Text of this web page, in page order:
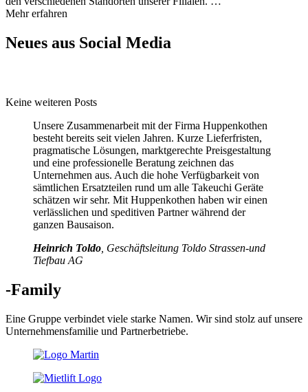
Mehr erfahren
Neues aus Social Media
Keine weiteren Posts
Unsere Zusammenarbeit mit der Firma Huppenkothen
besteht bereits seit vielen Jahren. Kurze Lieferfristen,
pragmatische Lösungen, marktgerechte Preisgestaltung
und eine professionelle Beratung zeichnen das
Unternehmen aus. Auch die hohe Verfügbarkeit von
sämtlichen Ersatzteilen rund um alle Takeuchi Geräte
schätzen wir sehr. Mit Huppenkothen haben wir einen
verlässlichen und speditiven Partner während der
ganzen Bausaison.
Heinrich Toldo , Geschäftsleitung Toldo Strassen-und
Tiefbau AG
-Family
Eine Gruppe verbindet viele starke Namen. Wir sind stolz auf unsere
Unternehmensfamilie und Partnerbetriebe.